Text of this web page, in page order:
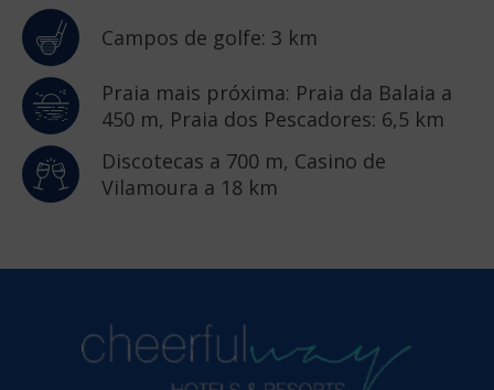
Campos de golfe: 3 km
Praia mais próxima: Praia da Balaia a
450 m, Praia dos Pescadores: 6,5 km
Discotecas a 700 m, Casino de
Vilamoura a 18 km